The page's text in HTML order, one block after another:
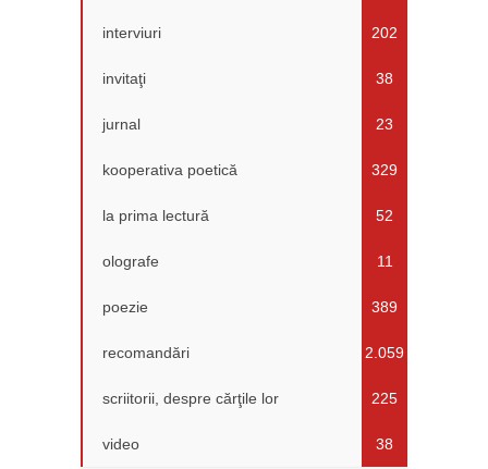
interviuri 202
invitaţi 38
jurnal 23
kooperativa poetică 329
la prima lectură 52
olografe 11
poezie 389
recomandări 2.059
scriitorii, despre cărţile lor 225
video 38